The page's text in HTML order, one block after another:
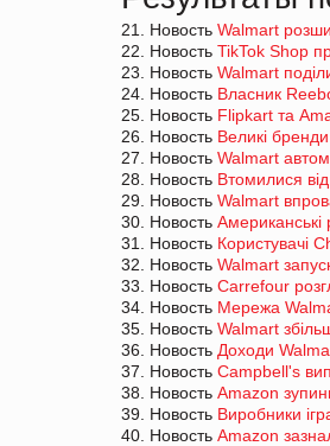
21. Новость Walmart
22. Новость TikTok Shop
23. Новость Walmart
24. Новость Власник
25. Новость Flipkart та
26. Новость Великі
27. Новость Walmart
28. Новость Втомилися
29. Новость Walmart
30. Новость Американські
31. Новость Користувачі
32. Новость Walmart
33. Новость Carrefour
34. Новость Мережа
35. Новость Walmart
36. Новость Доходи
37. Новость Campbell's
38. Новость Amazon
39. Новость Виробники
40. Новость Amazon